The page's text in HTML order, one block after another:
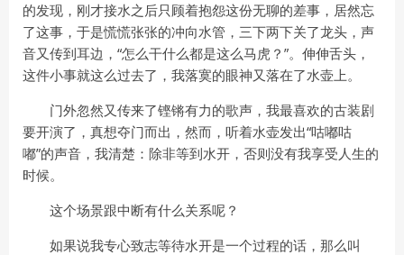
的发现，刚才接水之后只顾着抱怨这份无聊的差事，居然忘
了这事，于是慌慌张张的冲向水管，三下两下关了龙头，声
音又传到耳边，“怎么干什么都是这么马虎？”。伸伸舌头，
这件小事就这么过去了，我落寞的眼神又落在了水壶上。
门外忽然又传来了铿锵有力的歌声，我最喜欢的古装剧
要开演了，真想夺门而出，然而，听着水壶发出“咕嘟咕
嘟”的声音，我清楚：除非等到水开，否则没有我享受人生的
时候。
这个场景跟中断有什么关系呢？
如果说我专心致志等待水开是一个过程的话，那么叫